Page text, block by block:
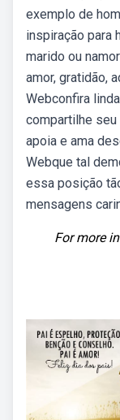
exemplo de
inspiração para
marido ou
amor, gratidão,
Webconfira
compartilhe seu
apoia e ama
Webque tal
essa posição
mensagens
For more